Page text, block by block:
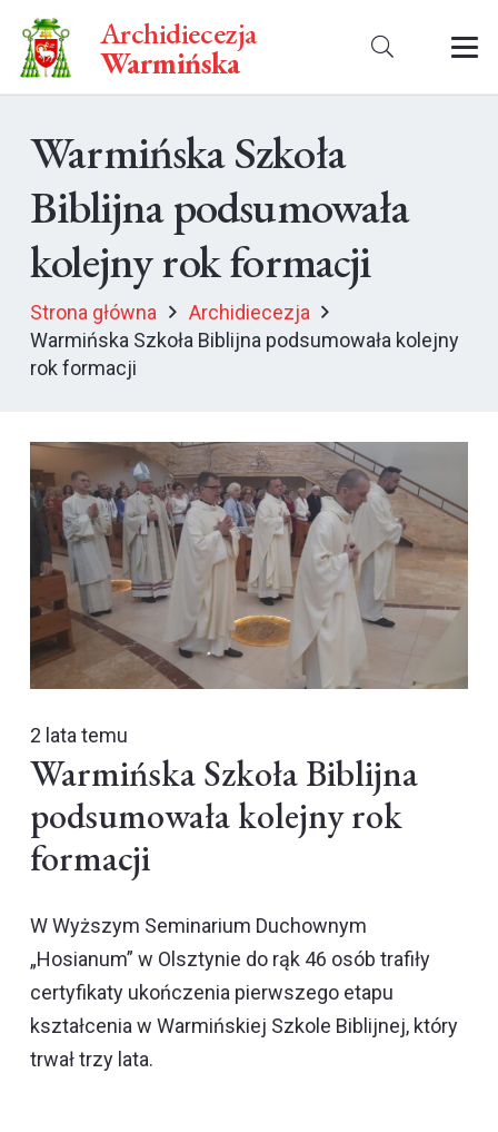
Archidiecezja
Warmińska
Warmińska Szkoła
Biblijna podsumowała
kolejny rok formacji
Strona główna
Archidiecezja
Warmińska Szkoła Biblijna podsumowała kolejny
rok formacji
2 lata temu
Warmińska Szkoła Biblijna
podsumowała kolejny rok
formacji
W Wyższym Seminarium Duchownym
„Hosianum” w Olsztynie do rąk 46 osób trafiły
certyfikaty ukończenia pierwszego etapu
kształcenia w Warmińskiej Szkole Biblijnej, który
trwał trzy lata.